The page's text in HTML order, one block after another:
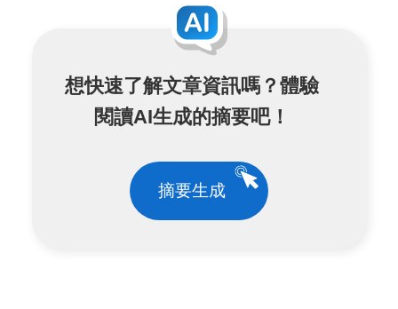
想快速了解文章資訊嗎？體驗
閱讀AI生成的摘要吧！
摘要生成